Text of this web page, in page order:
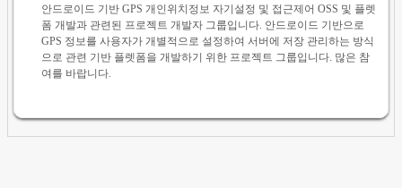
안드로이드 기반 GPS 개인위치정보 자기설정 및 접근제어 OSS 및 플렛
폼 개발과 관련된 프로젝트 개발자 그룹입니다. 안드로이드 기반으로
GPS 정보를 사용자가 개별적으로 설정하여 서버에 저장 관리하는 방식
으로 관련 기반 플렛폼을 개발하기 위한 프로젝트 그룹입니다. 많은 참
여를 바랍니다.